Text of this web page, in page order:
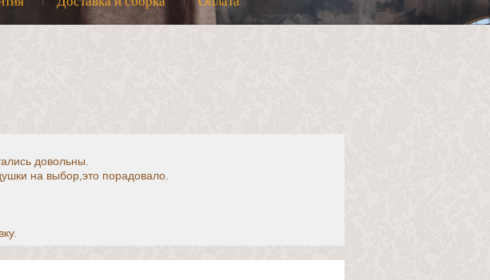
довольны.
на выбор,это порадовало.